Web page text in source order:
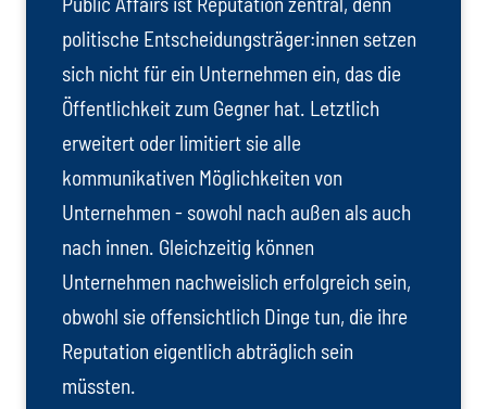
politische Entscheidungsträger:innen setzen
sich nicht für ein Unternehmen ein, das die
Öffentlichkeit zum Gegner hat. Letztlich
erweitert oder limitiert sie alle
kommunikativen Möglichkeiten von
Unternehmen - sowohl nach außen als auch
nach innen. Gleichzeitig können
Unternehmen nachweislich erfolgreich sein,
obwohl sie offensichtlich Dinge tun, die ihre
Reputation eigentlich abträglich sein
müssten.